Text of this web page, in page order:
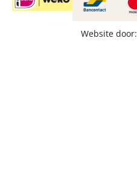
Website door: